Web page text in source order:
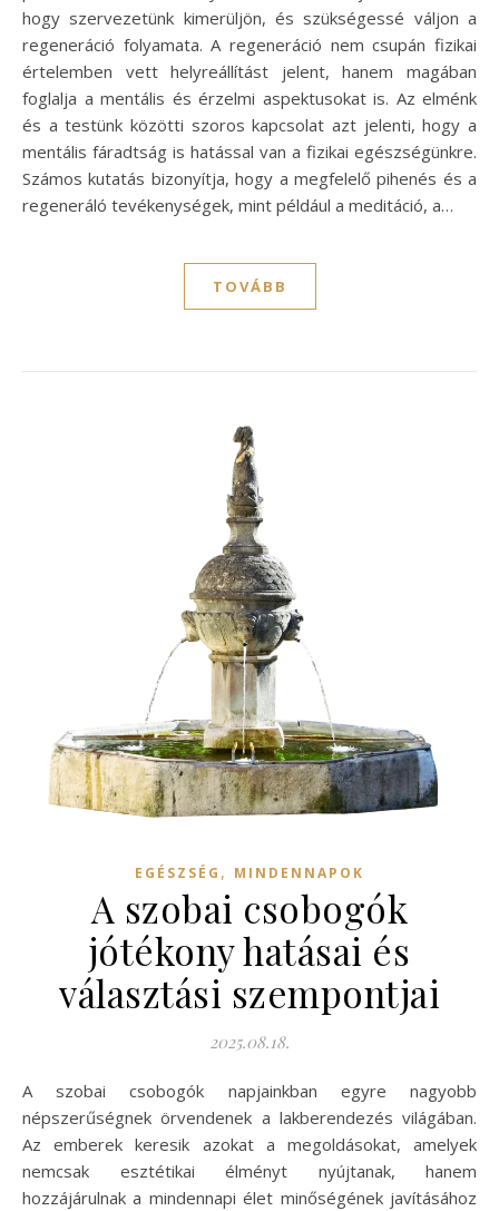
hogy szervezetünk kimerüljön, és szükségessé váljon a
regeneráció folyamata. A regeneráció nem csupán fizikai
értelemben vett helyreállítást jelent, hanem magában
foglalja a mentális és érzelmi aspektusokat is. Az elménk
és a testünk közötti szoros kapcsolat azt jelenti, hogy a
mentális fáradtság is hatással van a fizikai egészségünkre.
Számos kutatás bizonyítja, hogy a megfelelő pihenés és a
regeneráló tevékenységek, mint például a meditáció, a…
TOVÁBB
EGÉSZSÉG , MINDENNAPOK
A szobai csobogók
jótékony hatásai és
választási szempontjai
2025.08.18.
A szobai csobogók napjainkban egyre nagyobb
népszerűségnek örvendenek a lakberendezés világában.
Az emberek keresik azokat a megoldásokat, amelyek
nemcsak esztétikai élményt nyújtanak, hanem
hozzájárulnak a mindennapi élet minőségének javításához